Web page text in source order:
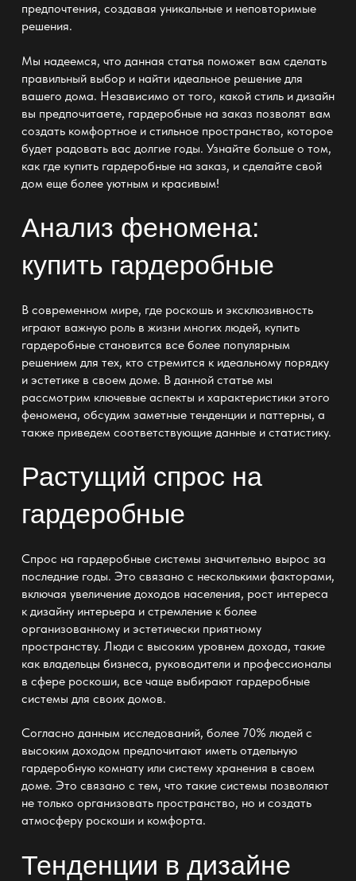
предпочтения, создавая уникальные и неповторимые
решения.
Мы надеемся, что данная статья поможет вам сделать
правильный выбор и найти идеальное решение для
вашего дома. Независимо от того, какой стиль и дизайн
вы предпочитаете, гардеробные на заказ позволят вам
создать комфортное и стильное пространство, которое
будет радовать вас долгие годы. Узнайте больше о том,
как где купить гардеробныена заказ, и сделайте свой
дом еще более уютным и красивым!
Анализ феномена:
купить гардеробные
В современном мире, где роскошь и эксклюзивность
играют важную роль в жизни многих людей, купить
гардеробныестановится все более популярным
решением для тех, кто стремится к идеальному порядку
и эстетике в своем доме. В данной статье мы
рассмотрим ключевые аспекты и характеристики этого
феномена, обсудим заметные тенденции и паттерны, а
также приведем соответствующие данные и статистику.
Растущий спрос на
гардеробные
Спрос на гардеробные системы значительно вырос за
последние годы. Это связано с несколькими факторами,
включая увеличение доходов населения, рост интереса
к дизайну интерьера и стремление к более
организованному и эстетически приятному
пространству. Люди с высоким уровнем дохода, такие
как владельцы бизнеса, руководители и профессионалы
в сфере роскоши, все чаще выбирают гардеробные
системы для своих домов.
Согласно данным исследований, более 70% людей с
высоким доходом предпочитают иметь отдельную
гардеробную комнату или систему хранения в своем
доме. Это связано с тем, что такие системы позволяют
не только организовать пространство, но и создать
атмосферу роскоши и комфорта.
Тенденции в дизайне